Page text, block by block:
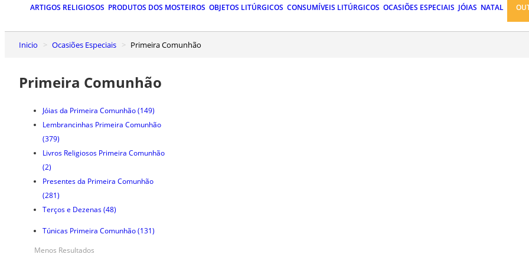
ARTIGOS RELIGIOSOS PRODUTOS DOS MOSTEIROS OBJETOS LITÚRGICOS CONSUMÍVEIS LITÚRGICOS OCASIÕES ESPECIAIS JÓIAS NATAL
Inicio Ocasiões Especiais Primeira Comunhão
Primeira Comunhão
Jóias da Primeira Comunhão(149)
Lembrancinhas Primeira Comunhão
(379)
Livros Religiosos Primeira Comunhão
(2)
Presentes da Primeira Comunhão
(281)
Terços e Dezenas(48)
Túnicas Primeira Comunhão(131)
Menos Resultados